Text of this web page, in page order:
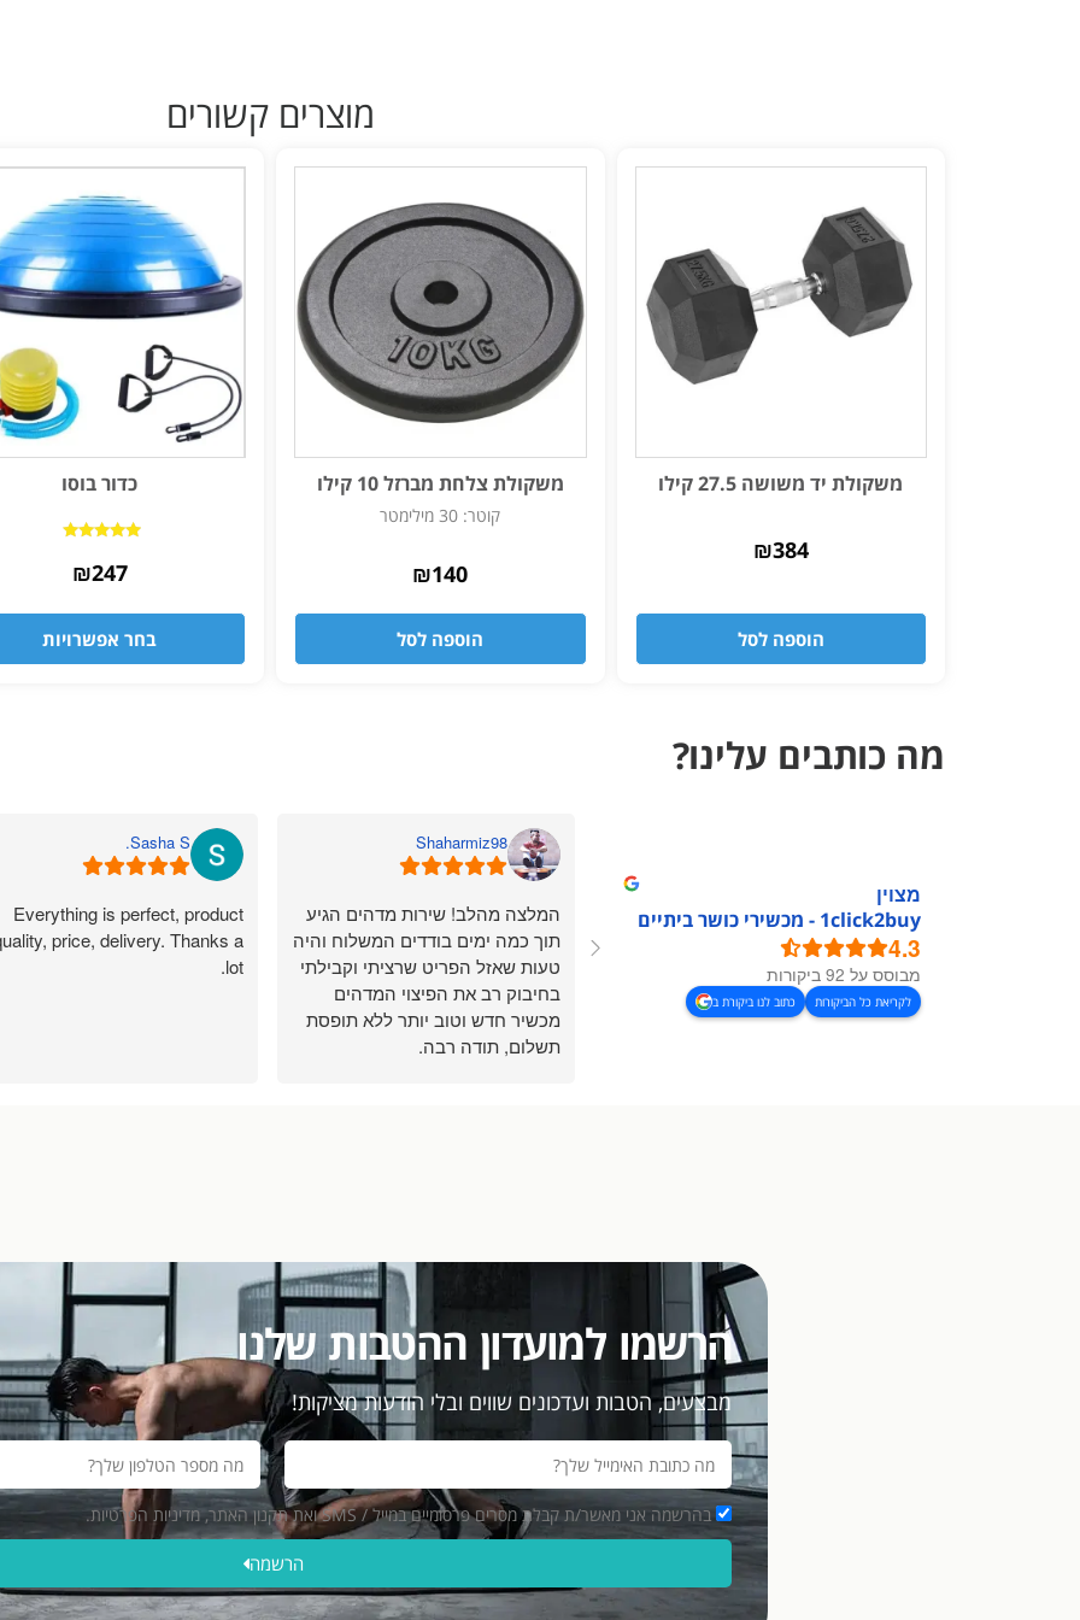
מוצרים קשורים
משקולת יד משושה 27.5 קילו
₪384
הוספה לסל
משקולת צלחת מברזל 10 קילו
קוטר: 30 מילימטר
₪140
הוספה לסל
כדור בוסו
4.83
מתוך 5₪247
בחר אפשרויות
מה כותבים עלינו?
מצוין
1click2buy - מכשירי כושר ביתיים
4.3
מבוסס על 92 ביקורות
לקריאת כל הביקורות כתוב לנו ביקורת ב
Shaharmiz98
המלצה מהלב! שירות מדהים הגיע
תוך כמה ימים בודדים המשלוח והיה
טעות שאזל הפריט שרציתי וקבילתי
בחיבוק רב את הפיצוי המדהים
מכשיר חדש וטוב יותר ללא תופסת
תשלום, תודה רבה.
Sasha S.
Everything is perfect, product
price, delivery. Thanks a
lot.
הרשמו למועדון ההטבות שלנו
מבצעים, הטבות ועדכונים שווים ובלי הודעות מציקות!
בהרשמה אני מאשר/ת קבלת מסרים פרסומיים במייל / SMS ואת תקנון האתר, מדיניות הפרטיות.
הרשמה